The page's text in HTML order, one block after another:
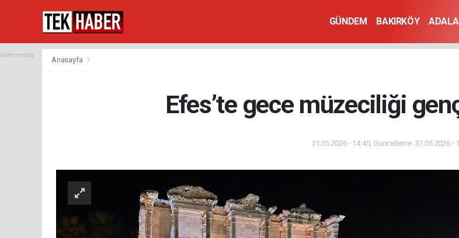
GÜNDEM BAKIRKÖY
Anasayfa
Efes’te gece müzeciliği
31.05.2026 - 14:45, Güncelleme: 31.05.2026 -